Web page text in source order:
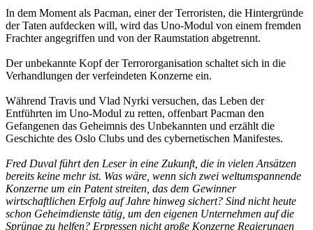
In dem Moment als Pacman, einer der Terroristen, die Hintergründe
der Taten aufdecken will, wird das Uno-Modul von einem fremden
Frachter angegriffen und von der Raumstation abgetrennt.
Der unbekannte Kopf der Terrororganisation schaltet sich in die
Verhandlungen der verfeindeten Konzerne ein.
Während Travis und Vlad Nyrki versuchen, das Leben der
Entführten im Uno-Modul zu retten, offenbart Pacman den
Gefangenen das Geheimnis des Unbekannten und erzählt die
Geschichte des Oslo Clubs und des cybernetischen Manifestes.
Fred Duval führt den Leser in eine Zukunft, die in vielen Ansätzen
bereits keine mehr ist. Was wäre, wenn sich zwei weltumspannende
Konzerne um ein Patent streiten, das dem Gewinner
wirtschaftlichen Erfolg auf Jahre hinweg sichert? Sind nicht heute
schon Geheimdienste tätig, um den eigenen Unternehmen auf die
Sprünge zu helfen? Erpressen nicht große Konzerne Regierungen